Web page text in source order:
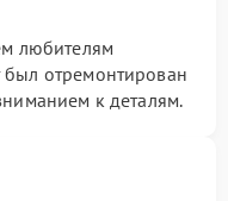
любителям
отремонтирован
к деталям.